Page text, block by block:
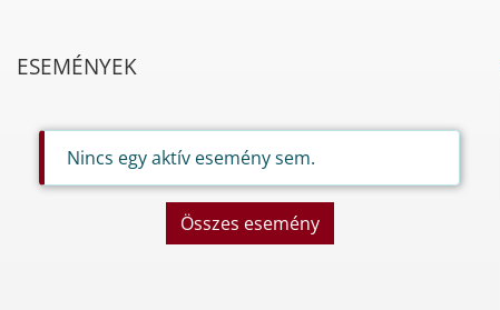
ESEMÉNYEK
Nincs egy aktív esemény sem.
Összes esemény